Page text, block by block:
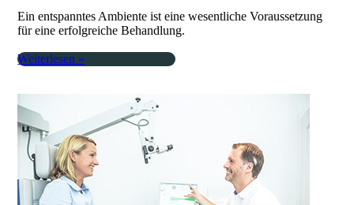
Ein entspanntes Ambiente ist eine we­sent­liche Voraussetzung
für eine er­folg­­rei­che Behandlung.
Weiterlesen »